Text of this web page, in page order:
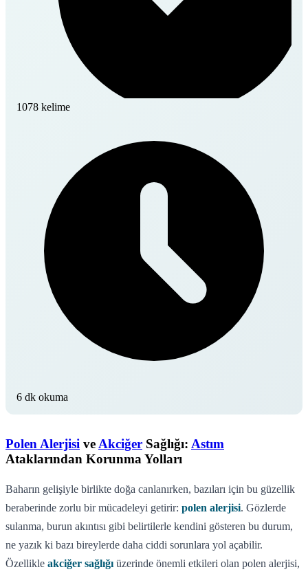
1078 kelime
6 dk okuma
Polen Alerjisi ve Akciğer Sağlığı: Astım
Ataklarından Korunma Yolları
Baharın gelişiyle birlikte doğa canlanırken, bazıları için bu güzellik
beraberinde zorlu bir mücadeleyi getirir: polen alerjisi. Gözlerde
sulanma, burun akıntısı gibi belirtilerle kendini gösteren bu durum,
ne yazık ki bazı bireylerde daha ciddi sorunlara yol açabilir.
Özellikle akciğer sağlığı üzerinde önemli etkileri olan polen alerjisi,